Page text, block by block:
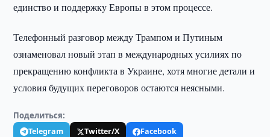
единство и поддержку Европы в этом процессе.
Телефонный разговор между Трампом и Путиным
ознаменовал новый этап в международных усилиях по
прекращению конфликта в Украине, хотя многие детали и
условия будущих переговоров остаются неясными.
Поделиться:
Telegram Twitter/X
Facebook